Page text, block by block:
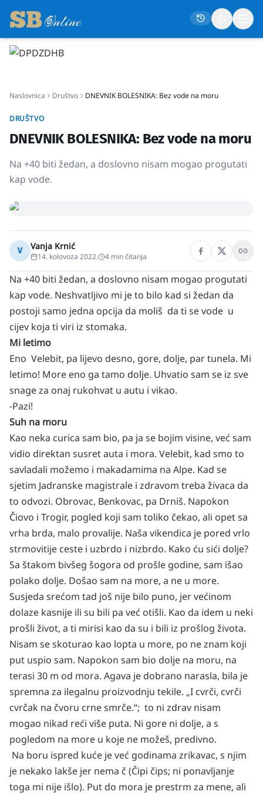
Društvo
Politika
Gospodarstvo
Život
Crna kronika
Sport
Osmrtnice
Naslovnica Društvo DNEVNIK BOLESNIKA: Bez vode na moru
DRUŠTVO
DNEVNIK BOLESNIKA: Bez vode na moru
Na +40 biti žedan, a doslovno nisam mogao progutati
kap vode.
V Vanja Krnić
14. kolovoza 2022. 4 min čitanja
Na +40 biti žedan, a doslovno nisam mogao progutati
kap vode. Neshvatljivo mi je to bilo kad si žedan da
postoji samo jedna opcija da moliš da ti se vode u
cijev koja ti viri iz stomaka.
Mi letimo
Eno Velebit, pa lijevo desno, gore, dolje, par tunela. Mi
letimo! More eno ga tamo dolje. Uhvatio sam se iz sve
snage za onaj rukohvat u autu i vikao.
-Pazi!
Suh na moru
Kao neka curica sam bio, pa ja se bojim visine, već sam
vidio direktan susret auta i mora. Velebit, kad smo to
savladali možemo i makadamima na Alpe. Kad se
sjetim Jadranske magistrale i zdravom treba živaca da
to odvozi. Obrovac, Benkovac, pa Drniš. Napokon
Čiovo i Trogir, pogled koji sam toliko čekao, ali opet sa
vrha brda, malo provalije. Naša vikendica je pored vrlo
strmovitije ceste i uzbrdo i nizbrdo. Kako ću sići dolje?
Sa štakom bivšeg šogora od prošle godine, sam išao
polako dolje. Došao sam na more, a ne u more.
Susjeda srećom tad još nije bilo puno, jer većinom
dolaze kasnije ili su bili pa već otišli. Kao da idem u neki
prošli život, a ti mirisi kao da su i bili iz prošlog života.
Nisam se skoturao kao lopta u more, po ne znam koji
put uspio sam. Napokon sam bio dolje na moru, na
terasi 30 m od mora. Agava je dobrano narasla, bila je
spremna za ilegalnu proizvodnju tekile. „I cvrči, cvrči
cvrčak na čvoru crne smrče.“; to ni zdrav nisam
mogao nikad reći više puta. Ni gore ni dolje, a s
pogledom na more u koje ne možeš, predivno.
Na boru ispred kuće je već godinama zrikavac, s njim
je nekako lakše jer nema č (Čipi čips; ni ponavljanje
toga mi nije išlo). Put do mora je prestrm za mene, ali